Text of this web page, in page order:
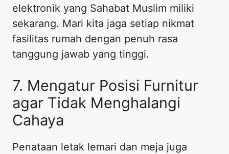
elektronik yang Sahabat Muslim miliki
sekarang. Mari kita jaga setiap nikmat
fasilitas rumah dengan penuh rasa
tanggung jawab yang tinggi.
7. Mengatur Posisi Furnitur
agar Tidak Menghalangi
Cahaya
Penataan letak lemari dan meja juga